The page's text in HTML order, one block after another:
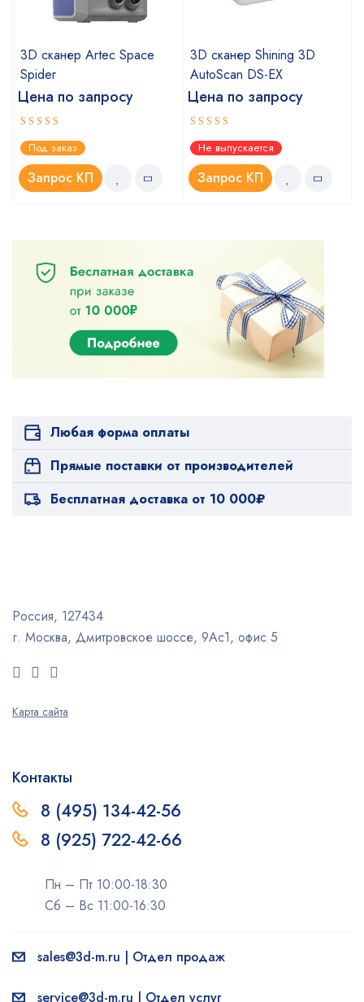
3D сканер Artec Space
Spider
Цена по запросу
Оценка
5.00из 5
Под заказ
Запрос КП
3D сканер Shining 3D
AutoScan DS-EX
Цена по запросу
Оценка
4.67из 5
Не выпускается
Запрос КП
Любая форма оплаты
Прямые поставки от производителей
Бесплатная доставка от 10 000₽
Россия, 127434
г. Москва, Дмитровское шоссе, 9Ас1, офис 5
Карта сайта
Контакты
8 (495) 134-42-56
8 (925) 722-42-66
Пн – Пт 10:00-18:30
Сб – Вс 11:00-16:30
sales@3d-m.ru | Отдел продаж
service@3d-m.ru | Отдел услуг